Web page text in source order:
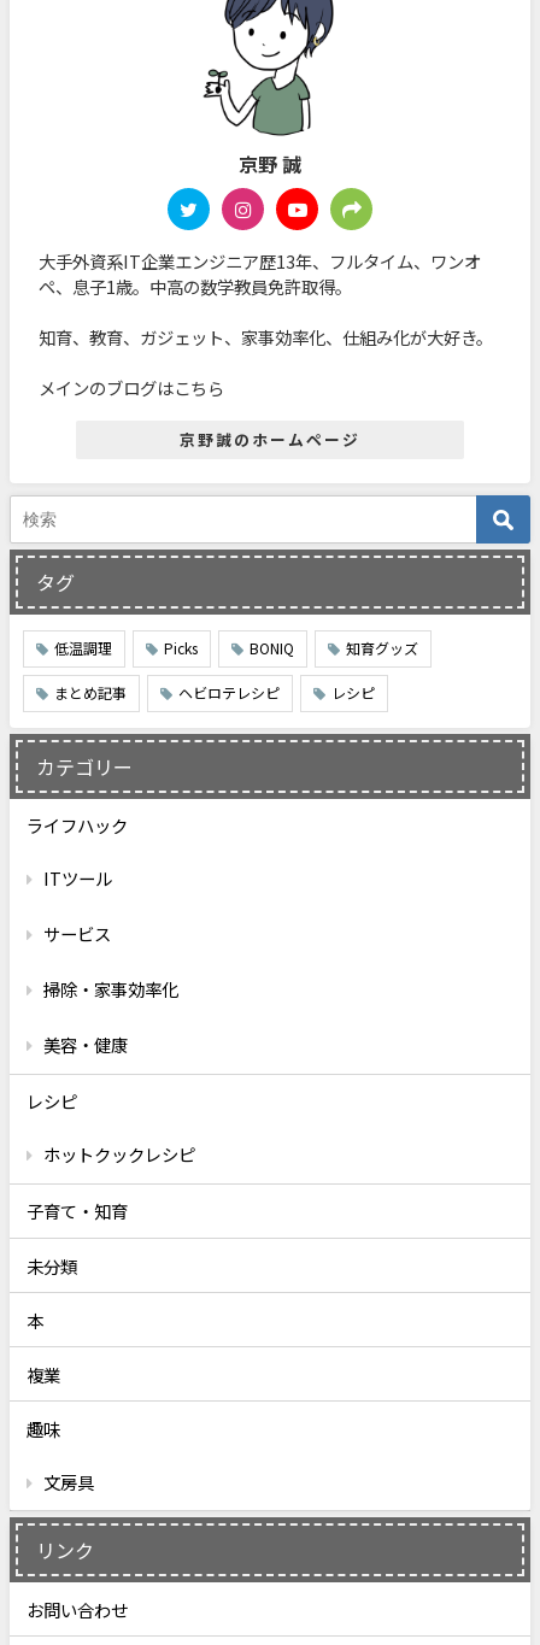
京野 誠
大手外資系IT企業エンジニア歴13年、フルタイム、ワンオ
ペ、息子1歳。中高の数学教員免許取得。
知育、教育、ガジェット、家事効率化、仕組み化が大好き。
メインのブログはこちら
京野誠のホームページ
タグ
低温調理 Picks BONIQ 知育グッズ
まとめ記事 ヘビロテレシピ レシピ
カテゴリー
ライフハック
ITツール
サービス
掃除・家事効率化
美容・健康
レシピ
ホットクックレシピ
子育て・知育
未分類
本
複業
趣味
文房具
リンク
お問い合わせ